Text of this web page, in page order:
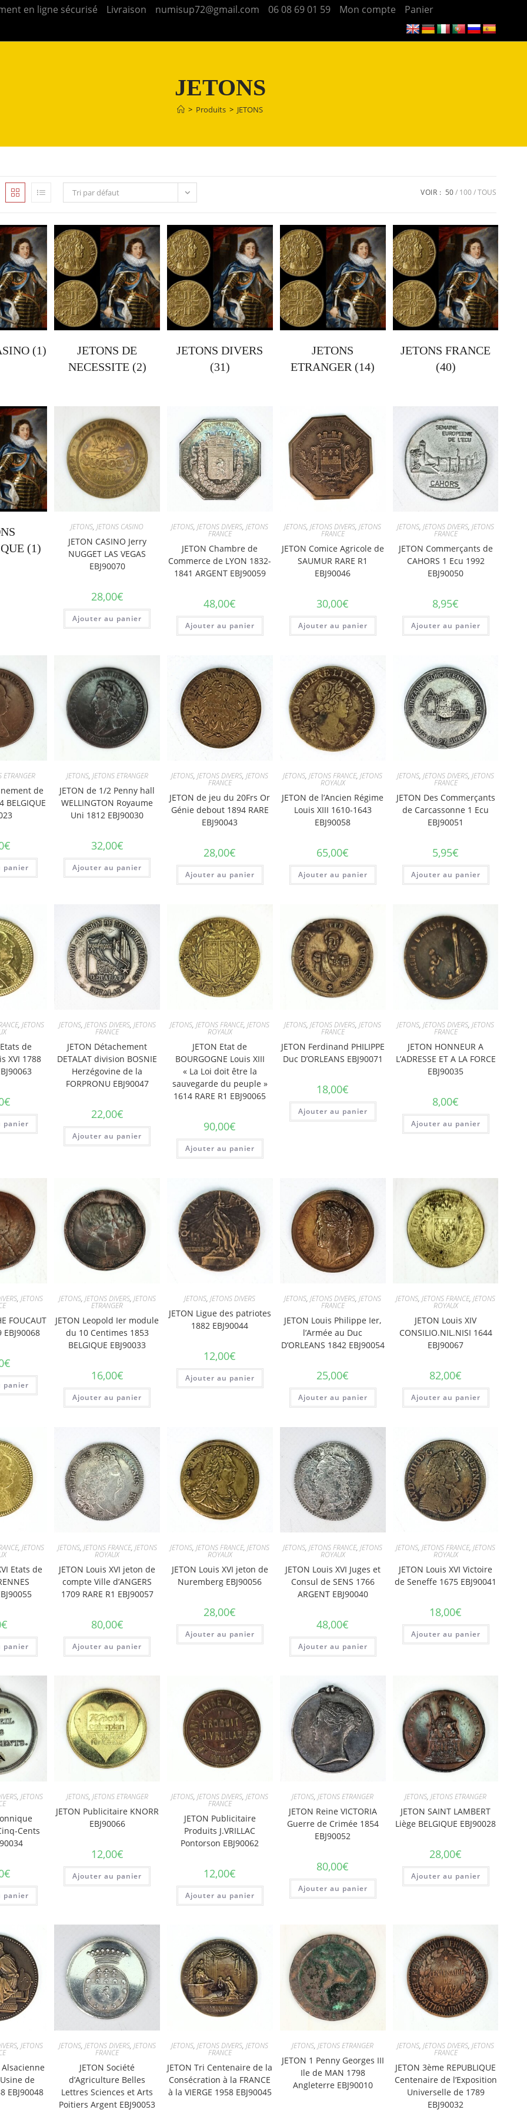
en ligne sécurisé Livraison numisup72@gmail.com 06 08 69 01 59 Mon compte Panier
JETONS
> Produits > JETONS
Tri par défaut VOIR : 50 100 TOUS
(1)
JETONS DE
NECESSITE (2)
JETONS DIVERS
(31)
JETONS
ETRANGER (14)
JETONS FRANCE
(40)
(1)
JETONS,JETONS CASINO
JETON CASINO Jerry
NUGGET LAS VEGAS
EBJ90070
28,00€
Ajouter au panier
JETONS,JETONS DIVERS,JETONS
FRANCE
JETON Chambre de
Commerce de LYON 1832-
1841 ARGENT EBJ90059
48,00€
Ajouter au panier
JETONS,JETONS DIVERS,JETONS
FRANCE
JETON Comice Agricole de
SAUMUR RARE R1
EBJ90046
30,00€
Ajouter au panier
JETONS,JETONS DIVERS,JETONS
FRANCE
JETON Commerçants de
CAHORS 1 Ecu 1992
EBJ90050
8,95€
Ajouter au panier
ETRANGER
de
BELGIQUE
€
panier
JETONS, JETONS ETRANGER
JETON de 1/2 Penny hall
WELLINGTON Royaume
Uni 1812 EBJ90030
32,00€
Ajouter au panier
JETONS,JETONS DIVERS,JETONS
FRANCE
JETON de jeu du 20Frs Or
Génie debout 1894 RARE
EBJ90043
28,00€
Ajouter au panier
JETONS,JETONS FRANCE,JETONS
ROYAUX
JETON de l’Ancien Régime
Louis XIII 1610-1643
EBJ90058
65,00€
Ajouter au panier
JETONS,JETONS DIVERS,JETONS
FRANCE
JETON Des Commerçants
de Carcassonne 1 Ecu
EBJ90051
5,95€
Ajouter au panier
, JETONS
de
XVI 1788
€
panier
JETONS, JETONS DIVERS, JETONS
FRANCE
JETON Détachement
DETALAT division BOSNIE
Herzégovine de la
FORPRONU EBJ90047
22,00€
Ajouter au panier
JETONS,JETONS FRANCE,JETONS
ROYAUX
JETON Etat de
BOURGOGNE Louis XIII
« La Loi doit être la
sauvegarde du peuple »
1614 RARE R1 EBJ90065
90,00€
Ajouter au panier
JETONS,JETONS DIVERS,JETONS
FRANCE
JETON Ferdinand PHILIPPE
Duc D’ORLEANS EBJ90071
18,00€
Ajouter au panier
JETONS,JETONS DIVERS,JETONS
FRANCE
JETON HONNEUR A
L’ADRESSE ET A LA FORCE
EBJ90035
8,00€
Ajouter au panier
, JETONS
FOUCAUT
€
panier
JETONS, JETONS DIVERS, JETONS
ETRANGER
JETON Leopold Ier module
du 10 Centimes 1853
BELGIQUE EBJ90033
16,00€
Ajouter au panier
JETONS,JETONS DIVERS
JETON Ligue des patriotes
1882 EBJ90044
12,00€
Ajouter au panier
JETONS,JETONS DIVERS,JETONS
FRANCE
JETON Louis Philippe Ier,
l’Armée au Duc
D’ORLEANS 1842 EBJ90054
25,00€
Ajouter au panier
JETONS,JETONS FRANCE,JETONS
ROYAUX
JETON Louis XIV
CONSILIO.NIL.NISI 1644
EBJ90067
82,00€
Ajouter au panier
, JETONS
Etats de
€
panier
JETONS, JETONS FRANCE, JETONS
ROYAUX
JETON Louis XVI jeton de
compte Ville d’ANGERS
1709 RARE R1 EBJ90057
80,00€
Ajouter au panier
JETONS,JETONS FRANCE,JETONS
ROYAUX
JETON Louis XVI jeton de
Nuremberg EBJ90056
28,00€
Ajouter au panier
JETONS,JETONS FRANCE,JETONS
ROYAUX
JETON Louis XVI Juges et
Consul de SENS 1766
ARGENT EBJ90040
48,00€
Ajouter au panier
JETONS,JETONS FRANCE,JETONS
ROYAUX
JETON Louis XVI Victoire
de Seneffe 1675 EBJ90041
18,00€
Ajouter au panier
, JETONS
Cents
€
panier
JETONS, JETONS ETRANGER
JETON Publicitaire KNORR
EBJ90066
12,00€
Ajouter au panier
JETONS,JETONS DIVERS,JETONS
FRANCE
JETON Publicitaire
Produits J.VRILLAC
Pontorson EBJ90062
12,00€
Ajouter au panier
JETONS,JETONS ETRANGER
JETON Reine VICTORIA
Guerre de Crimée 1854
EBJ90052
80,00€
Ajouter au panier
JETONS,JETONS ETRANGER
JETON SAINT LAMBERT
Liège BELGIQUE EBJ90028
28,00€
Ajouter au panier
, JETONS
Alsacienne
de
EBJ90048
JETONS, JETONS DIVERS, JETONS
FRANCE
JETON Société
d’Agriculture Belles
Lettres Sciences et Arts
Poitiers Argent EBJ90053
JETONS,JETONS DIVERS,JETONS
FRANCE
JETON Tri Centenaire de la
Consécration à la FRANCE
à la VIERGE 1958 EBJ90045
JETONS,JETONS ETRANGER
JETON 1 Penny Georges III
Ile de MAN 1798
Angleterre EBJ90010
JETONS,JETONS DIVERS,JETONS
FRANCE
JETON 3ème REPUBLIQUE
Centenaire de l’Exposition
Universelle de 1789
EBJ90032